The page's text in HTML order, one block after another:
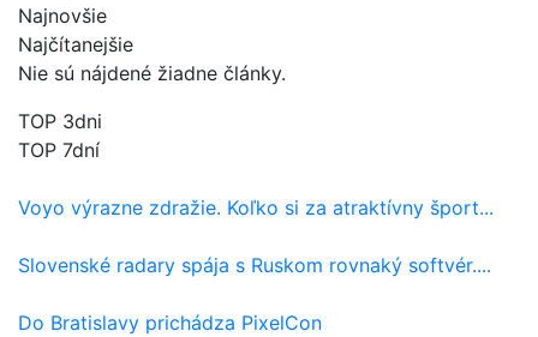
Najnovšie
Najčítanejšie
Nie sú nájdené žiadne články.
TOP 3dni
TOP 7dní
Voyo výrazne zdražie. Koľko si za atraktívny šport...
Slovenské radary spája s Ruskom rovnaký softvér....
Do Bratislavy prichádza PixelCon